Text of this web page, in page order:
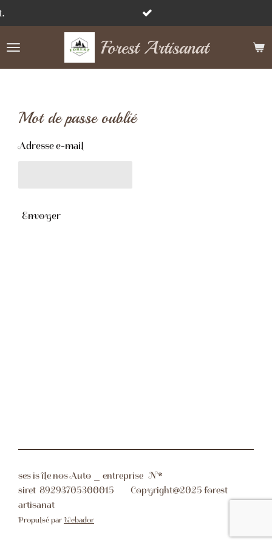
au
contenu
Forest Artisanat
Mot de passe oublié
Adresse e-mail
Envoyer
ses is île nos Auto _ entreprise N*
siret 89293705300015 Copyright@2025 forest
artisanat
Propulsé parWebador